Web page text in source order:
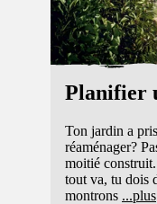
Planifier
Ton jardin a
réaménager?
moitié
tout va, tu dois
montrons ...plus